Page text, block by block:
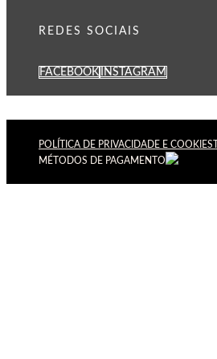
REDES SOCIAIS
FACEBOOK INSTAGRAM
POLÍTICA DE PRIVACIDADE E COOKIES
MÉTODOS DE PAGAMENTO